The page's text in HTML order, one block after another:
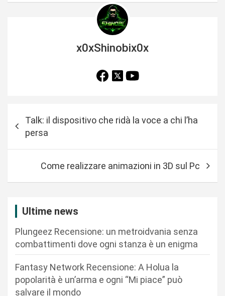
x0xShinobix0x
Talk: il dispositivo che ridà la voce a chi l’ha
persa
Come realizzare animazioni in 3D sul Pc
Ultime news
Plungeez Recensione: un metroidvania senza
combattimenti dove ogni stanza è un enigma
Fantasy Network Recensione: A Holua la
popolarità è un’arma e ogni “Mi piace” può
salvare il mondo